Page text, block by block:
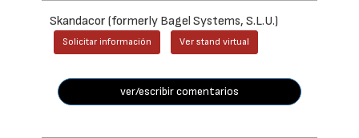
Skandacor (formerly Bagel Systems, S.L.U.)
Solicitar información Ver stand virtual
ver/escribir comentarios